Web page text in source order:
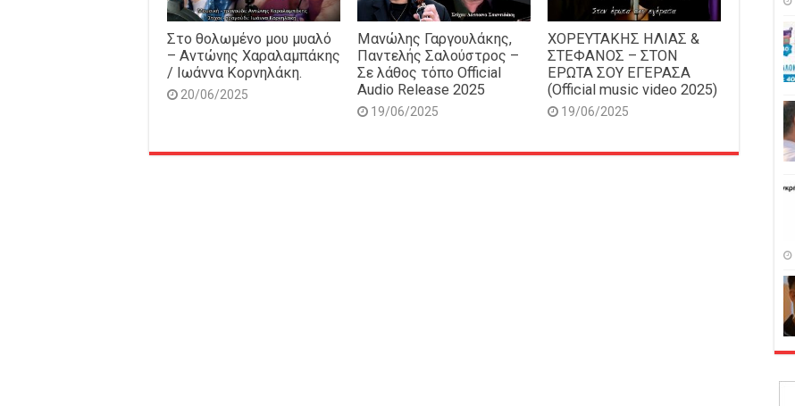
Στο θολωμένο μου μυαλό
– Αντώνης Χαραλαμπάκης
/ Ιωάννα Κορνηλάκη.
20/06/2025
Μανώλης Γαργουλάκης,
Παντελής Σαλούστρος –
Σε λάθος τόπο Official
Audio Release 2025
19/06/2025
ΧΟΡΕΥΤΑΚΗΣ ΗΛΙΑΣ &
ΣΤΕΦΑΝΟΣ – ΣΤΟΝ
ΕΡΩΤΑ ΣΟΥ ΕΓΕΡΑΣΑ
(Official music video 2025)
19/06/2025